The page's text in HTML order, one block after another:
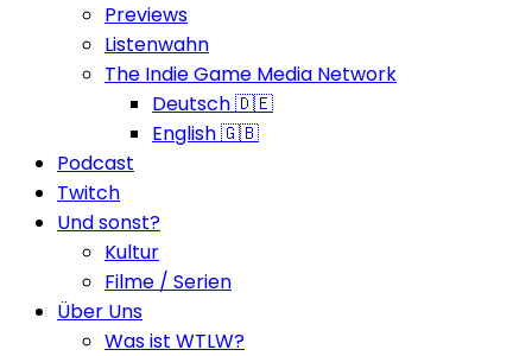
Previews
Listenwahn
The Indie Game Media Network
Deutsch 🇩🇪
English 🇬🇧
Podcast
Twitch
Und sonst?
Kultur
Filme / Serien
Über Uns
Was ist WTLW?